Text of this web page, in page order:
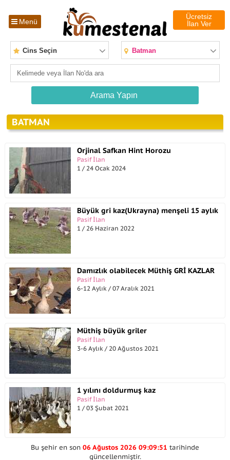
Menü
Ücretsiz
İlan Ver
Cins Seçin Batman
BATMAN
Orjinal Safkan Hint Horozu
Pasif İlan
1 / 24 Ocak 2024
Büyük gri kaz(Ukrayna) menşeli 15 aylık
Pasif İlan
1 / 26 Haziran 2022
Damızlık olabilecek Müthiş GRİ KAZLAR
Pasif İlan
6-12 Aylık / 07 Aralık 2021
Müthiş büyük griler
Pasif İlan
3-6 Aylık / 20 Ağustos 2021
1 yılını doldurmuş kaz
Pasif İlan
1 / 03 Şubat 2021
Bu şehir en son 06 Ağustos 2026 09:09:51 tarihinde
güncellenmiştir.